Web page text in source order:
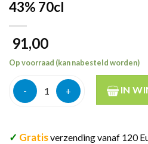
43% 70cl
91,00
Op voorraad (kan nabesteld worden)
Domaine de baraillon armagnac
IN
✓ Gratisverzending vanaf 120